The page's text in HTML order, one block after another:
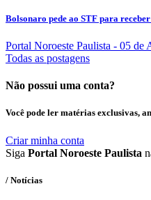
Bolsonaro pede ao STF para
Portal Noroeste Paulista - 05 de
Todas as postagens
Não possui uma conta?
Você pode ler matérias exclusivas,
Criar minha conta
Siga Portal Noroeste Paulista
/ Notícias